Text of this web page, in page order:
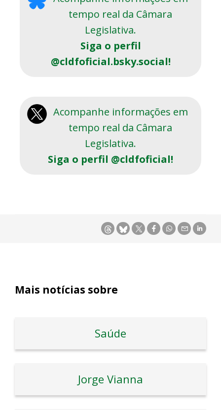
tempo real da Câmara
Legislativa.
Siga o perfil
@cldfoficial.bsky.social!
Acompanhe informações em
tempo real da Câmara
Legislativa.
Siga o perfil @cldfoficial!
Mais notícias sobre
Saúde
Jorge Vianna